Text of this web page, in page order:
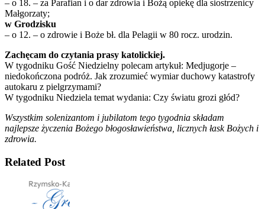
– o 18. – za Parafian i o dar zdrowia i Bożą opiekę dla siostrzenicy
Małgorzaty;
w Grodzisku
– o 12. – o zdrowie i Boże bł. dla Pelagii w 80 rocz. urodzin.
Zachęcam do czytania prasy katolickiej.
W tygodniku Gość Niedzielny polecam artykuł: Medjugorje –
niedokończona podróż. Jak zrozumieć wymiar duchowy katastrofy
autokaru z pielgrzymami?
W tygodniku Niedziela temat wydania: Czy światu grozi głód?
Wszystkim solenizantom i jubilatom tego tygodnia składam
najlepsze życzenia Bożego błogosławieństwa, licznych łask Bożych i
zdrowia.
Related Post